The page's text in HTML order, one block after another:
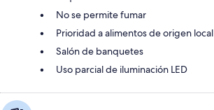
No se permite fumar
Prioridad a alimentos de origen local
Salón de banquetes
Uso parcial de iluminación LED